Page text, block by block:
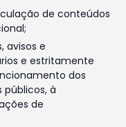
de conteúdos
avisos e
e estritamente
dos
públicos, à
de